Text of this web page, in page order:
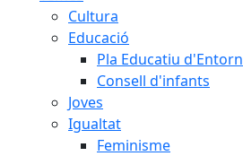
Cultura
Educació
Pla Educatiu d'Entorn
Consell d'infants
Joves
Igualtat
Feminisme